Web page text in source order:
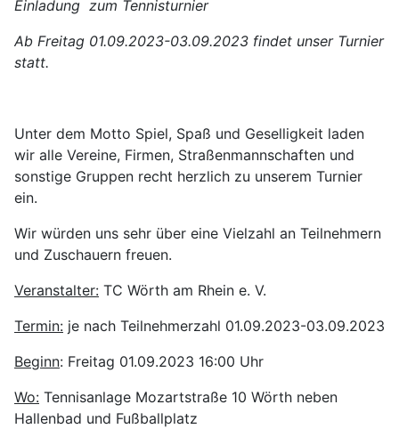
Einladung zum Tennisturnier
Ab Freitag 01.09.2023-03.09.2023 findet unser Turnier
statt.
Unter dem Motto Spiel, Spaß und Geselligkeit laden
wir alle Vereine, Firmen, Straßenmannschaften und
sonstige Gruppen recht herzlich zu unserem Turnier
ein.
Wir würden uns sehr über eine Vielzahl an Teilnehmern
und Zuschauern freuen.
Veranstalter: TC Wörth am Rhein e. V.
Termin: je nach Teilnehmerzahl 01.09.2023-03.09.2023
Beginn: Freitag 01.09.2023 16:00 Uhr
Wo: Tennisanlage Mozartstraße 10 Wörth neben
Hallenbad und Fußballplatz